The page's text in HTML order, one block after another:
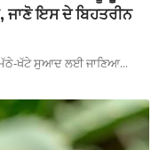
ਇਸ ਦੇ ਬਿਹਤਰੀਨ
ਖੱਟੇ ਸੁਆਦ ਲਈ ਜਾਣਿਆ…